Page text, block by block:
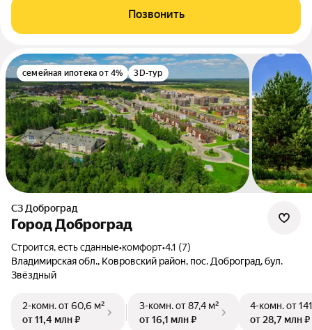
Позвонить
семейная ипотека от 4% 3D-тур
СЗ Доброград
Город Доброград
Строится, есть сданные•комфорт•4.1 (7)
Владимирская обл., Ковровский район, пос. Доброград, бул.
Звёздный
2-комн.от 60,6 м²
от 11,4 млн ₽
3-комн.от 87,4 м²
от 16,1 млн ₽
4-комн.от
от 28,7 млн ₽